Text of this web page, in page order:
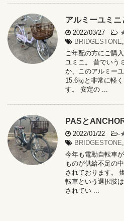
アルミーユミニ
2022/03/27 -
BRIDGESTONE,
ご年配の方にご購
ユミニ。 昔でいう
か、このアルミー
15.6㎏と非常に軽
す。 安定の ...
PASと
2022/01/22 -
BRIDGESTONE,
今年も電動自転車
ものが供給不足の
されております。
転車という選択肢
されてい ...